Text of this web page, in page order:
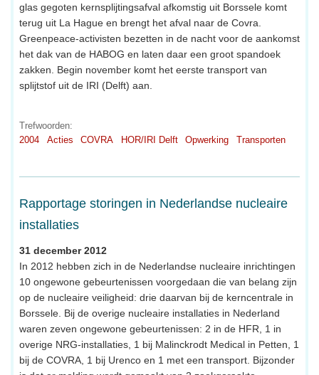
glas gegoten kernsplijtingsafval afkomstig uit Borssele komt
terug uit La Hague en brengt het afval naar de Covra.
Greenpeace-activisten bezetten in de nacht voor de aankomst
het dak van de HABOG en laten daar een groot spandoek
zakken. Begin november komt het eerste transport van
splijtstof uit de IRI (Delft) aan.
Trefwoorden:
2004
Acties COVRA HOR/IRI Delft Opwerking Transporten
Rapportage storingen in Nederlandse nucleaire
installaties
31 december 2012
In 2012 hebben zich in de Nederlandse nucleaire inrichtingen
10 ongewone gebeurtenissen voorgedaan die van belang zijn
op de nucleaire veiligheid: drie daarvan bij de kerncentrale in
Borssele. Bij de overige nucleaire installaties in Nederland
waren zeven ongewone gebeurtenissen: 2 in de HFR, 1 in
overige NRG-installaties, 1 bij Malinckrodt Medical in Petten, 1
bij de COVRA, 1 bij Urenco en 1 met een transport. Bijzonder